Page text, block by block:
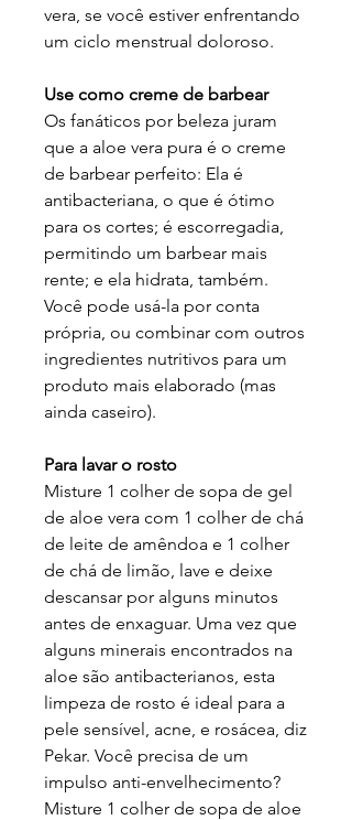
vera, se você estiver enfrentando
um ciclo menstrual doloroso.
Use como creme de barbear
Os fanáticos por beleza juram
que a aloe vera pura é o creme
de barbear perfeito: Ela é
antibacteriana, o que é ótimo
para os cortes; é escorregadia,
permitindo um barbear mais
rente; e ela hidrata, também.
Você pode usá-la por conta
própria, ou combinar com outros
ingredientes nutritivos para um
produto mais elaborado (mas
ainda caseiro).
Para lavar o rosto
Misture 1 colher de sopa de gel
de aloe vera com 1 colher de chá
de leite de amêndoa e 1 colher
de chá de limão, lave e deixe
descansar por alguns minutos
antes de enxaguar. Uma vez que
alguns minerais encontrados na
aloe são antibacterianos, esta
limpeza de rosto é ideal para a
pele sensível, acne, e rosácea, diz
Pekar. Você precisa de um
impulso anti-envelhecimento?
Misture 1 colher de sopa de aloe